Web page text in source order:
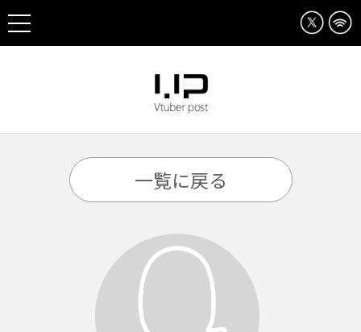
一覧に戻る